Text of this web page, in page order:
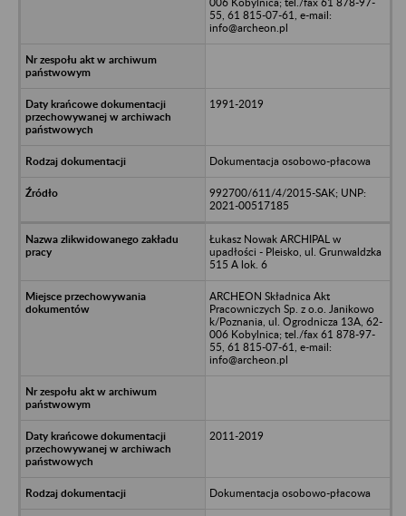
55, 61 815-07-61, e-mail:
info@archeon.pl
1991-2019
Dokumentacja osobowo-płacowa
992700/611/4/2015-SAK; UNP:
2021-00517185
Łukasz Nowak ARCHIPAL w
upadłości - Pleisko, ul. Grunwaldzka
515 A lok. 6
ARCHEON Składnica Akt
Pracowniczych Sp. z o.o. Janikowo
k/Poznania, ul. Ogrodnicza 13A, 62-
006 Kobylnica; tel./fax 61 878-97-
55, 61 815-07-61, e-mail:
info@archeon.pl
2011-2019
Dokumentacja osobowo-płacowa